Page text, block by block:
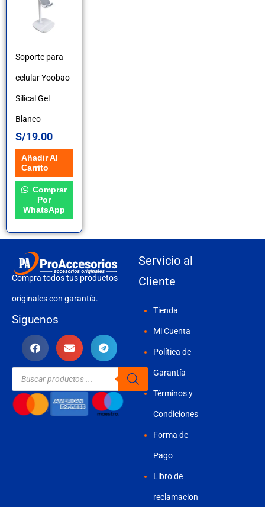
Soporte para
celular Yoobao
Silical Gel
Blanco
S/19.00
Añadir Al
Carrito
Comprar
Por
WhatsApp
Compra todos tus productos
originales con garantía.
Siguenos
Búsqueda
productos
Servicio al
Cliente
Tienda
Mi Cuenta
Política de
Garantía
Términos y
Condiciones
Forma de
Pago
Libro de
reclamacion